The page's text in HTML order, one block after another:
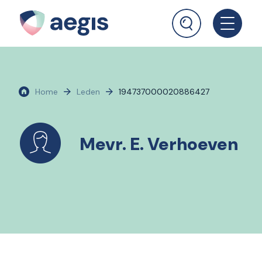
Home Leden 194737000020886427
Mevr. E. Verhoeven